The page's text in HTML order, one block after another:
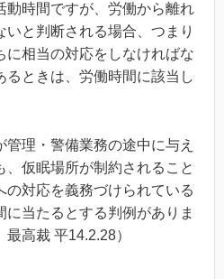
動時間ですが、労働から離れ
いと判断される場合、つまり
に相当の対応をしなければな
るときは、労働時間に該当し
管理・警備業務の途中に与え
、仮眠場所が制約されること
の対応を義務づけられている
に当たるとする判例がありま
高裁 平14.2.28）